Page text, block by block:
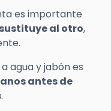
es importante
al otro,
agua y jabón es
antes de
.